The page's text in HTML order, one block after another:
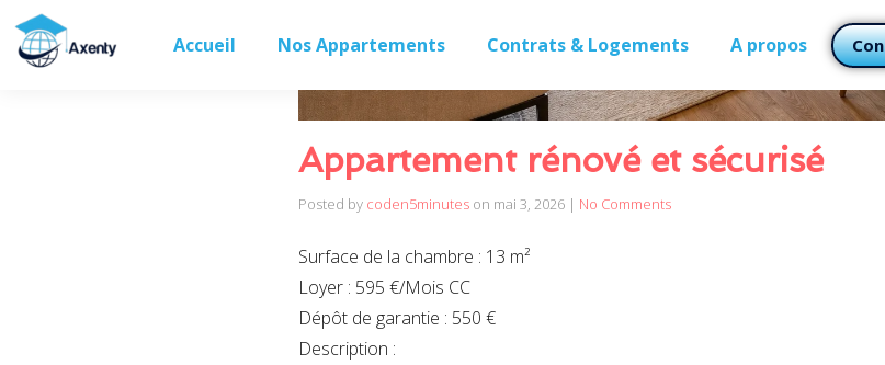
Accueil Nos Appartements Contrats & Logements A propos
Appartement rénové et sécurisé
Posted by coden5minutes on mai 3, 2026 | No Comments
Surface de la chambre : 13 m²
Loyer : 595 €/Mois CC
Dépôt de garantie : 550 €
Description :